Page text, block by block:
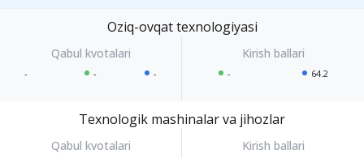
Oziq-ovqat texnologiyasi
- - - - 64.2
Texnologik mashinalar va jihozlar